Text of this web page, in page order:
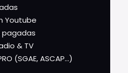
Youtube
& TV
(SGAE, ASCAP...)